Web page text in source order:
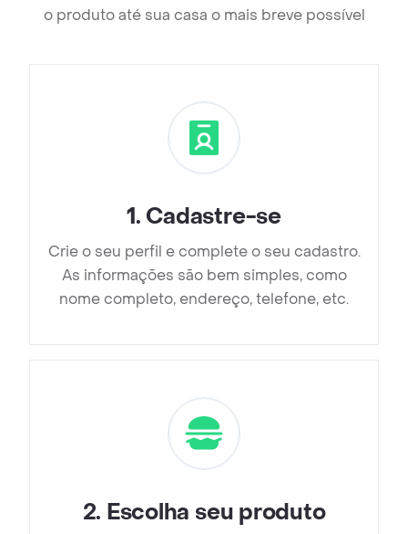
o produto até sua casa o mais breve possível
1. Cadastre-se
Crie o seu perfil e complete o seu cadastro.
As informações são bem simples, como
nome completo, endereço, telefone, etc.
2. Escolha seu produto